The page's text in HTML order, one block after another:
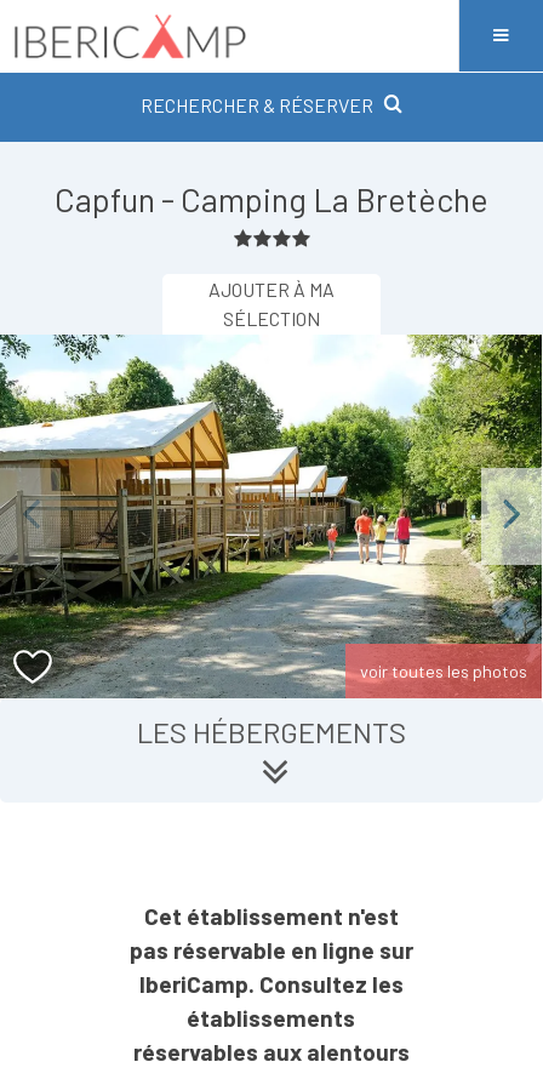
RECHERCHER & RÉSERVER
Capfun - Camping La Bretèche
AJOUTER À MA
SÉLECTION
Next
voir toutes les photos
LES HÉBERGEMENTS
Cet établissement n'est
pas réservable en ligne sur
IberiCamp. Consultez les
établissements
réservables aux alentours